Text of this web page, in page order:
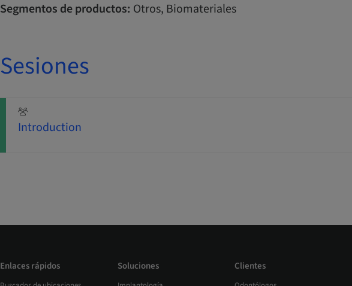
Segmentos de productos: Otros, Biomateriales
Sesiones
Introduction
Enlaces rápidos Soluciones Clientes